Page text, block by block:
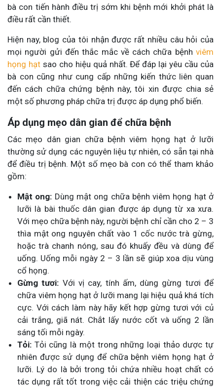
bà con tiến hành điều trị sớm khi bệnh mới khởi phát là
điều rất cần thiết.
Hiện nay, blog của tôi nhận được rất nhiều câu hỏi của
mọi người gửi đến thắc mắc về cách chữa bệnh viêm
họng hạtsao cho hiệu quả nhất. Để đáp lại yêu cầu của
bà con cũng như cung cấp những kiến thức liên quan
đến cách chữa chứng bệnh này, tôi xin được chia sẻ
một số phương pháp chữa trị được áp dụng phổ biến.
Áp dụng mẹo dân gian để chữa bệnh
Các mẹo dân gian chữa bệnh viêm họng hạt ở lưỡi
thường sử dụng các nguyên liệu tự nhiên, có sẵn tại nhà
để điều trị bệnh. Một số mẹo bà con có thể tham khảo
gồm:
Mật ong: Dùng mật ong chữa bệnh viêm họng hạt ở
lưỡi là bài thuốc dân gian được áp dụng từ xa xưa.
Với mẹo chữa bệnh này, người bệnh chỉ cần cho 2 – 3
thìa mật ong nguyên chất vào 1 cốc nước trà gừng,
hoặc trà chanh nóng, sau đó khuấy đều và dùng để
uống. Uống mỗi ngày 2 – 3 lần sẽ giúp xoa dịu vùng
cổ họng.
Gừng tươi: Với vị cay, tính ấm, dùng gừng tươi để
chữa viêm họng hạt ở lưỡi mang lại hiệu quả khá tích
cực. Với cách làm này hãy kết hợp gừng tươi với củ
cải trắng, giã nát. Chắt lấy nước cốt và uống 2 lần
sáng tối mỗi ngày.
Tỏi: Tỏi cũng là một trong những loại thảo dược tự
nhiên được sử dụng để chữa bệnh viêm họng hạt ở
lưỡi. Lý do là bởi trong tỏi chứa nhiều hoạt chất có
tác dụng rất tốt trong việc cải thiện các triệu chứng